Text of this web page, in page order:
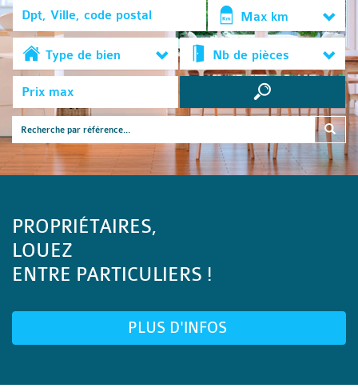
Max km
Type de bien Nb de pièces
PROPRIÉTAIRES,
LOUEZ
ENTRE PARTICULIERS !
PLUS D'INFOS